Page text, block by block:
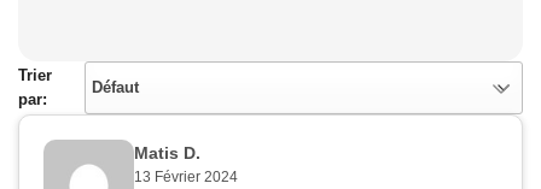
Trier
par:
Défaut
Matis D.
13 Février 2024